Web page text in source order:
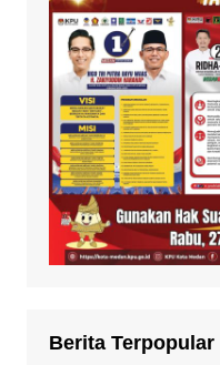
Berita Terpopular